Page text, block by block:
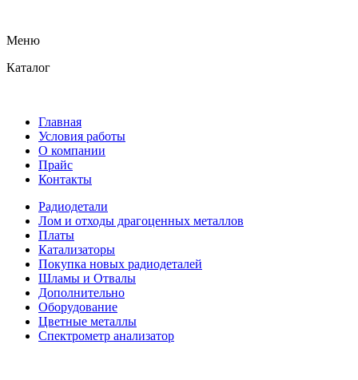
Меню
Каталог
Главная
Условия работы
О компании
Прайс
Контакты
Радиодетали
Лом и отходы драгоценных металлов
Платы
Катализаторы
Покупка новых радиодеталей
Шламы и Отвалы
Дополнительно
Оборудование
Цветные металлы
Спектрометр анализатор